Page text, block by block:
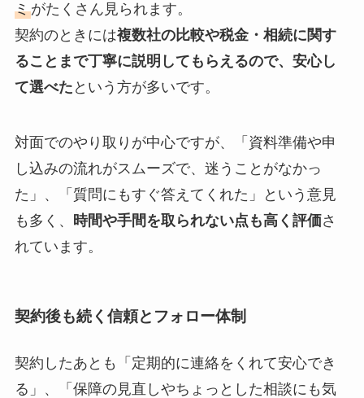
ミがたくさん見られます。
契約のときには複数社の比較や税金・相続に関す
ることまで丁寧に説明してもらえるので、安心し
て選べた という方が多いです。
対面でのやり取りが中心ですが、「資料準備や申
し込みの流れがスムーズで、迷うことがなかっ
た」、「質問にもすぐ答えてくれた」という意見
も多く、 時間や手間を取られない点も高く評価さ
れています。
契約後も続く信頼とフォロー体制
契約したあとも「定期的に連絡をくれて安心でき
る」、「保障の見直しやちょっとした相談にも気